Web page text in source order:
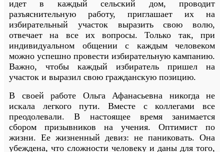
идет в каждый сельский дом, проводит
разъяснительную работу, приглашает их на
избирательный участок выразить свою волю,
отвечает на все их вопросы. Только так, при
индивидуальном общении с каждым человеком
можно успешно провести избирательную кампанию.
Важно, чтобы каждый избиратель пришел на
участок и выразил свою гражданскую позицию.
В своей работе Ольга Афанасьевна никогда не
искала легкого пути. Вместе с коллегами все
преодолевали. В настоящее время занимается
сбором призывников на учения. Оптимист по
жизни. Ее жизненный девиз: не паниковать. Она
убеждена, что сложности человеку и даны для того,